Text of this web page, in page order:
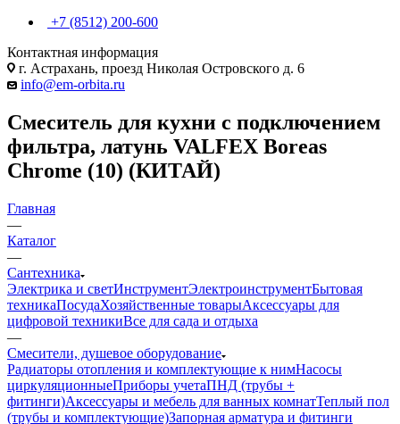
+7 (8512) 200-600
Контактная информация
г. Астрахань, проезд Николая Островского д. 6
info@em-orbita.ru
Смеситель для кухни с подключением
фильтра, латунь VALFEX Boreas
Сhrome (10) (КИТАЙ)
Главная
—
Каталог
—
Сантехника
Электрика и светИнструментЭлектроинструментБытовая
техникаПосудаХозяйственные товарыАксессуары для
цифровой техникиВсе для сада и отдыха
—
Смесители, душевое оборудование
Радиаторы отопления и комплектующие к нимНасосы
циркуляционныеПриборы учетаПНД (трубы +
фитинги)Аксессуары и мебель для ванных комнатТеплый пол
(трубы и комплектующие)Запорная арматура и фитинги